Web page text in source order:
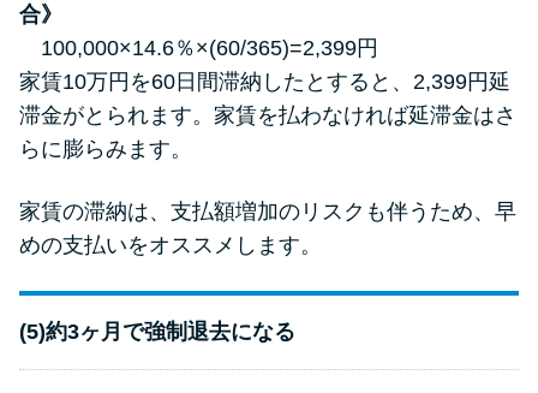
合》
100,000×14.6％×(60/365)=2,399円
家賃10万円を60日間滞納したとすると、2,399円延
滞金がとられます。家賃を払わなければ延滞金はさ
らに膨らみます。
家賃の滞納は、支払額増加のリスクも伴うため、早
めの支払いをオススメします。
(5)約3ヶ月で強制退去になる